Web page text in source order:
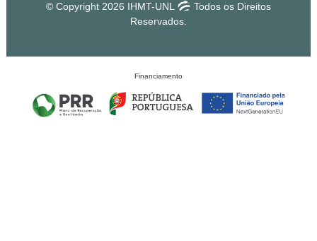
© Copyright 2026 IHMT-UNL
Todos os Direitos
Reservados.
Financiamento